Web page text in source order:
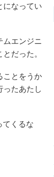
になってい
エンジニ
だった。
ことをうか
ったあたし
てくるな